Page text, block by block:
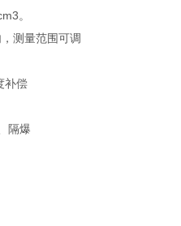
。
测量范围可调
补偿
隔爆